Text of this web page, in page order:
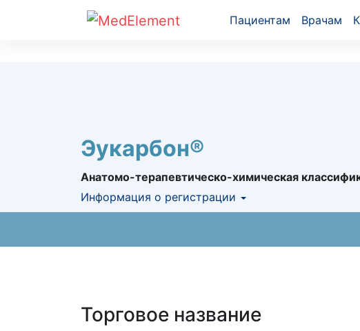
Пациентам Врачам
Эукарбон®
Анатомо-терапевтическо-химическая
Информация о регистрации
Торговое название